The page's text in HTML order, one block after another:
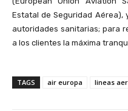
Estatal de Seguridad Aérea),
autoridades sanitarias; para
a los clientes la máxima
TAGS air europa lineas